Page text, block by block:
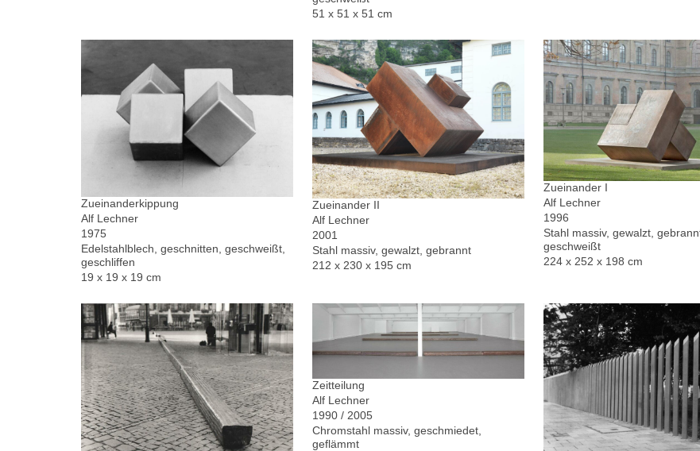
51 x 51 x 51 cm
Zueinanderkippung
Alf Lechner
1975
Edelstahlblech, geschnitten, geschweißt,
geschliffen
19 x 19 x 19 cm
Zueinander II
Alf Lechner
2001
Stahl massiv, gewalzt, gebrannt
212 x 230 x 195 cm
Zueinander I
Alf Lechner
1996
Stahl massiv, gewalzt,
geschweißt
224 x 252 x 198 cm
Zeitteilung
Alf Lechner
1990 / 2005
Chromstahl massiv, geschmiedet,
geflämmt